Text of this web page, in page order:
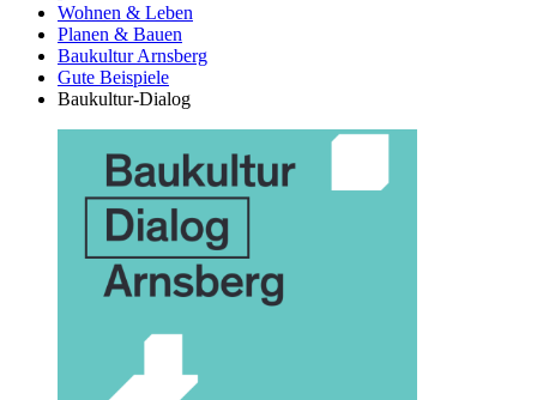
Wohnen & Leben
Planen & Bauen
Baukultur Arnsberg
Gute Beispiele
Baukultur-Dialog